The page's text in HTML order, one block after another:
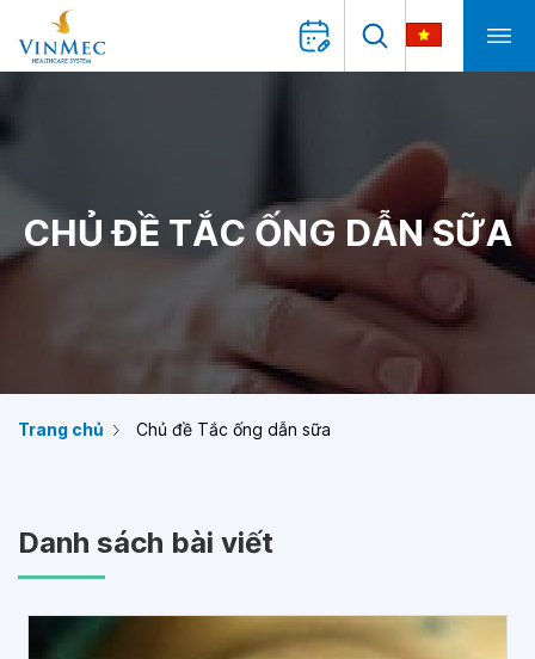
CHỦ ĐỀ TẮC ỐNG DẪN SỮA
Trang chủ Chủ đề Tắc ống dẫn sữa
Danh sách bài viết